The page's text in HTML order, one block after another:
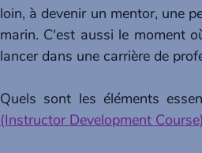
loin, à devenir un mentor, une
marin. C'est aussi le moment
lancer dans une carrière de
(Instructor Development Course)